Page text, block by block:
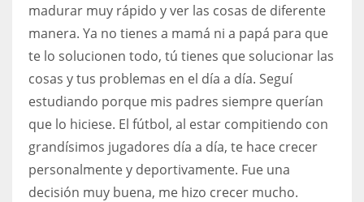
madurar muy rápido y ver las cosas de diferente
manera. Ya no tienes a mamá ni a papá para que
te lo solucionen todo, tú tienes que solucionar las
cosas y tus problemas en el día a día. Seguí
estudiando porque mis padres siempre querían
que lo hiciese. El fútbol, al estar compitiendo con
grandísimos jugadores día a día, te hace crecer
personalmente y deportivamente. Fue una
decisión muy buena, me hizo crecer mucho.